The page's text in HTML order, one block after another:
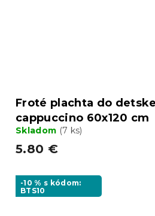
Froté plachta do
cappuccino 60x120 cm
Skladom (7 ks)
5.80 €
-10 % s kódom:
BTS10